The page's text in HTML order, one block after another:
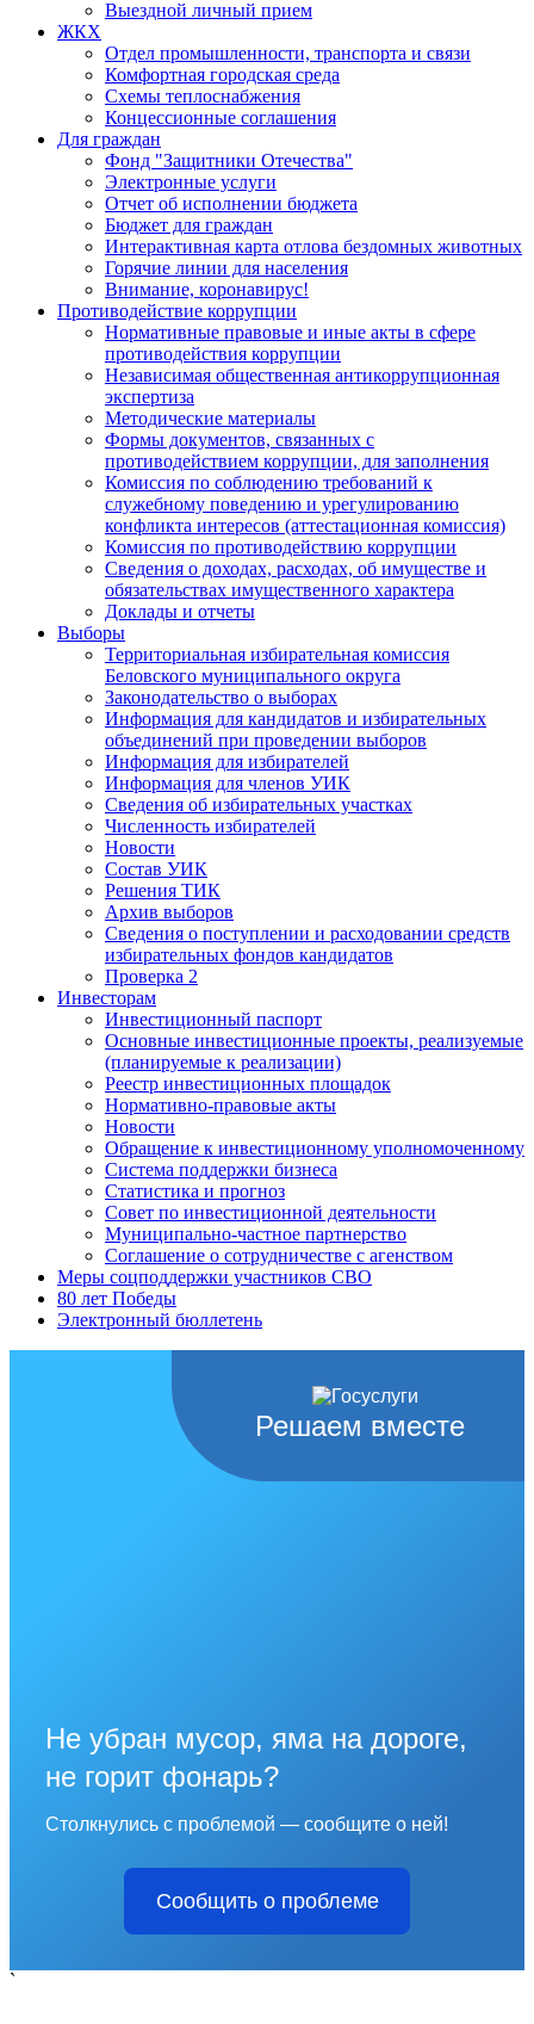
Выездной личный прием
ЖКХ
Отдел промышленности, транспорта и связи
Комфортная городская среда
Схемы теплоснабжения
Концессионные соглашения
Для граждан
Фонд "Защитники Отечества"
Электронные услуги
Отчет об исполнении бюджета
Бюджет для граждан
Интерактивная карта отлова бездомных животных
Горячие линии для населения
Внимание, коронавирус!
Противодействие коррупции
Нормативные правовые и иные акты в сфере
противодействия коррупции
Независимая общественная антикоррупционная
экспертиза
Методические материалы
Формы документов, связанных с
противодействием коррупции, для заполнения
Комиссия по соблюдению требований к
служебному поведению и урегулированию
конфликта интересов (аттестационная комиссия)
Комиссия по противодействию коррупции
Сведения о доходах, расходах, об имуществе и
обязательствах имущественного характера
Доклады и отчеты
Выборы
Территориальная избирательная комиссия
Беловского муниципального округа
Законодательство о выборах
Информация для кандидатов и избирательных
объединений при проведении выборов
Информация для избирателей
Информация для членов УИК
Сведения об избирательных участках
Численность избирателей
Новости
Состав УИК
Решения ТИК
Архив выборов
Сведения о поступлении и расходовании средств
избирательных фондов кандидатов
Проверка 2
Инвесторам
Инвестиционный паспорт
Основные инвестиционные проекты, реализуемые
(планируемые к реализации)
Реестр инвестиционных площадок
Нормативно-правовые акты
Новости
Обращение к инвестиционному уполномоченному
Система поддержки бизнеса
Статистика и прогноз
Совет по инвестиционной деятельности
Муниципально-частное партнерство
Соглашение о сотрудничестве с агенством
Меры соцподдержки участников СВО
80 лет Победы
Электронный бюллетень
Решаем вместе
Не убран мусор, яма на дороге,
не горит фонарь?
Столкнулись с проблемой — сообщите о ней!
Сообщить о проблеме
`